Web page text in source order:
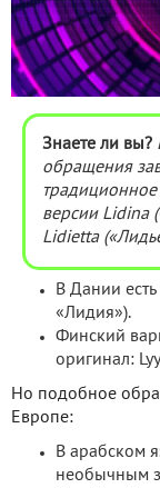
Знаете ли вы?
обращения
версии Lidina
Lidietta
В Дании есть
«Лидия»).
Финский
оригинал:
Но подобное
Европе:
В арабском